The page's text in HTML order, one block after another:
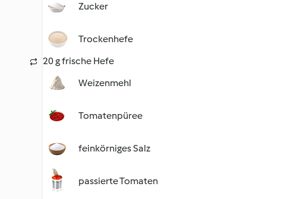
Zucker
Trockenhefe
20 g frische Hefe
Weizenmehl
Tomatenpüree
feinkörniges Salz
passierte Tomaten